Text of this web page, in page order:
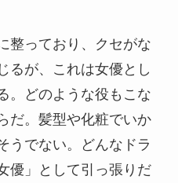
整っており、クセがな
るが、これは女優とし
。どのような役もこな
だ。髪型や化粧でいか
うでない。どんなドラ
優」として引っ張りだ